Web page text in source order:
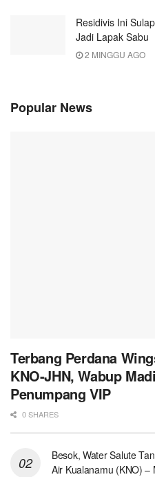
Residivis Ini
Jadi Lapak Sabu
2 MINGGU AGO
Popular News
Terbang Perdana
KNO-JHN, Wabup
Penumpang VIP
0 SHARES
Besok, Water Salute
Air Kualanamu (KNO) –